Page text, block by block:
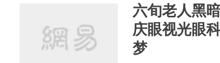
六旬老人黑
庆眼视光眼
梦